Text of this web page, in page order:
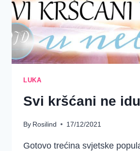
LUKA
Svi kršćani ne
By Rosilind 17/12/2021
Gotovo trećina svjetske